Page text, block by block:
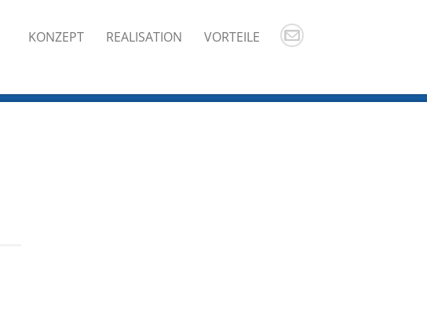
KONZEPT REALISATION VORTEILE